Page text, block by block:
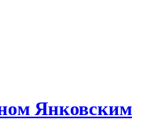
Янковским